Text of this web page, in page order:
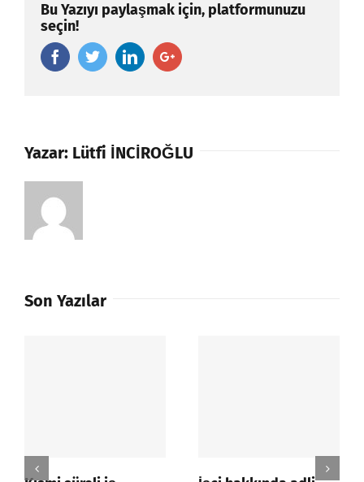
Bu Yazıyı paylaşmak için, platformunuzu
seçin!
FacebookTwitterLinkedinGoogle+
Yazar: Lütfi İNCİROĞLU
Son Yazılar